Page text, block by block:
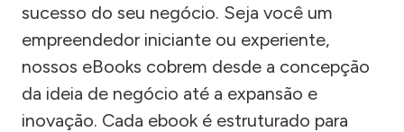
sucesso do seu negócio. Seja você um
empreendedor iniciante ou experiente,
nossos eBooks cobrem desde a concepção
da ideia de negócio até a expansão e
inovação. Cada ebook é estruturado para